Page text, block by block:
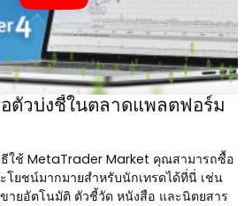
ตัวบ่งชี้ในตลาดแพลตฟอร์ม
ใช้ MetaTrader Market คุณสามารถซื้อ
โยชน์มากมายสำหรับนักเทรดได้ที่นี่ เช่น
ายอัตโนมัติ ตัวชี้วัด หนังสือ และนิตยสาร